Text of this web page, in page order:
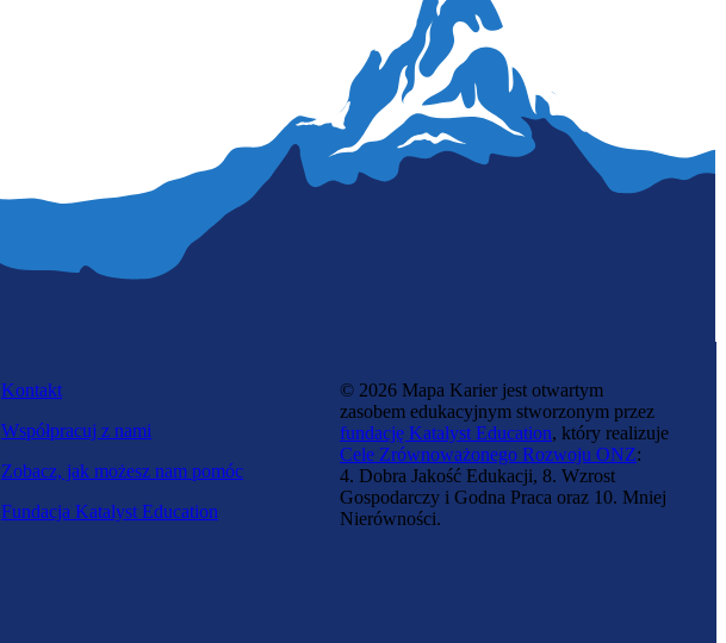
Kontakt
Współpracuj z nami
Zobacz, jak możesz nam pomóc
Fundacja Katalyst Education
© 2026 Mapa Karier jest otwartym
zasobem edukacyjnym stworzonym przez
fundację Katalyst Education, który realizuje
Cele Zrównoważonego Rozwoju ONZ:
4. Dobra Jakość Edukacji, 8. Wzrost
Gospodarczy i Godna Praca oraz 10. Mniej
Nierówności.